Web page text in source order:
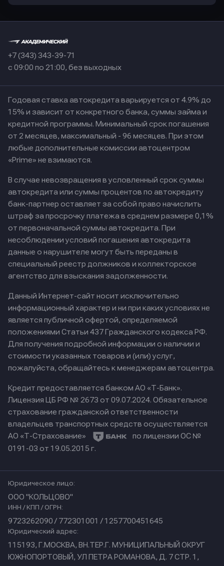
+7 (343) 343-39-71
с 09:00 по 21:00, без выходных
Годовая ставка автокредита варьируется от 4.9% до
15% и зависит от конкретного банка, суммы займа и
кредитной программы. Минимальный срок погашения
от 2 месяцев, максимальный - 96 месяцев. При этом
любые дополнительные комиссии автоцентром
«Prime» не взимаются.
В случае невозвращения в условленный срок суммы
автокредита или суммы процентов по автокредиту
банк-партнер оставляет за собой право начислить
штраф за просрочку платежа в среднем размере 0,1%
от первоначальной суммы автокредита. При
несоблюдении условий погашения автокредита
данные о нарушителе могут быть переданы в
специальный реестр должников и коллекторское
агентство для взыскания задолженности.
Данный Интернет-сайт носит исключительно
информационный характер и ни при каких условиях не
является публичной офертой, определяемой
положениями Статьи 437 Гражданского кодекса РФ.
Для получения подробной информации о наличии и
стоимости указанных товаров и (или) услуг,
пожалуйста, обращайтесь к менеджерам автоцентра.
Кредит предоставляется банком АО «Т-Банк».
Лицензия ЦБ РФ № 2673 от 09.07.2024. Обязательное
страхование гражданской ответственности
владельцев транспортных средств осуществляется
АО «Т-Страхование»
по лицензии ОС №
0191-03 от 19.05.2015 г.
Юридическое лицо:
ООО "КОЛЬЦОВО"
ИНН / КПП / ОГРН:
9723262090 / 772301001 / 1257700451645
Юридический адрес:
115193, Г.МОСКВА, ВН.ТЕР.Г. МУНИЦИПАЛЬНЫЙ ОКРУГ
ЮЖНОПОРТОВЫЙ, УЛ ПЕТРА РОМАНОВА, Д. 7 СТР. 1,